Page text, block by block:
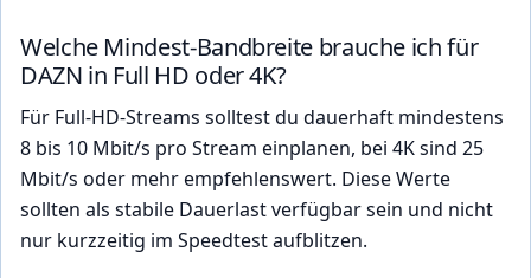
Welche Mindest-Bandbreite brauche ich für
DAZN in Full HD oder 4K?
Für Full-HD-Streams solltest du dauerhaft mindestens
8 bis 10 Mbit/s pro Stream einplanen, bei 4K sind 25
Mbit/s oder mehr empfehlenswert. Diese Werte
sollten als stabile Dauerlast verfügbar sein und nicht
nur kurzzeitig im Speedtest aufblitzen.